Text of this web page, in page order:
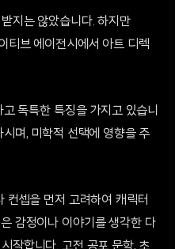
지는 않았습니다. 하지만
티브 에이전시에서 아트 디렉
독특한 특징을 가지고 있습니
며, 미학적 선택에 영향을 주
컨셉을 먼저 고려하여 캐릭터
감정이나 이야기를 생각한 다